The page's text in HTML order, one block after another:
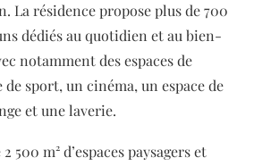
La résidence propose plus de 700
dédiés au quotidien et au bien-
notamment des espaces de
sport, un cinéma, un espace de
et une laverie.
500 m² d’espaces paysagers et